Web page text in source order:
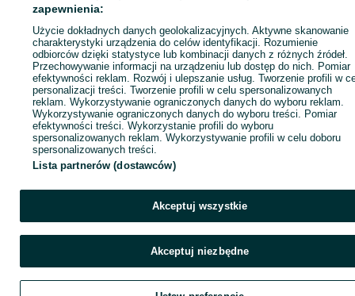
Wyślij wiadomość
zapewnienia:
Użycie dokładnych danych geolokalizacyjnych. Aktywne skanowanie
charakterystyki urządzenia do celów identyfikacji. Rozumienie
odbiorców dzięki statystyce lub kombinacji danych z różnych źródeł.
Przechowywanie informacji na urządzeniu lub dostęp do nich. Pomiar
efektywności reklam. Rozwój i ulepszanie usług. Tworzenie profili w
personalizacji treści. Tworzenie profili w celu spersonalizowanych
reklam. Wykorzystywanie ograniczonych danych do wyboru reklam.
Wykorzystywanie ograniczonych danych do wyboru treści. Pomiar
efektywności treści. Wykorzystanie profili do wyboru
spersonalizowanych reklam. Wykorzystywanie profili w celu doboru
spersonalizowanych treści.
Lista partnerów (dostawców)
Akceptuj wszystkie
Akceptuj niezbędne